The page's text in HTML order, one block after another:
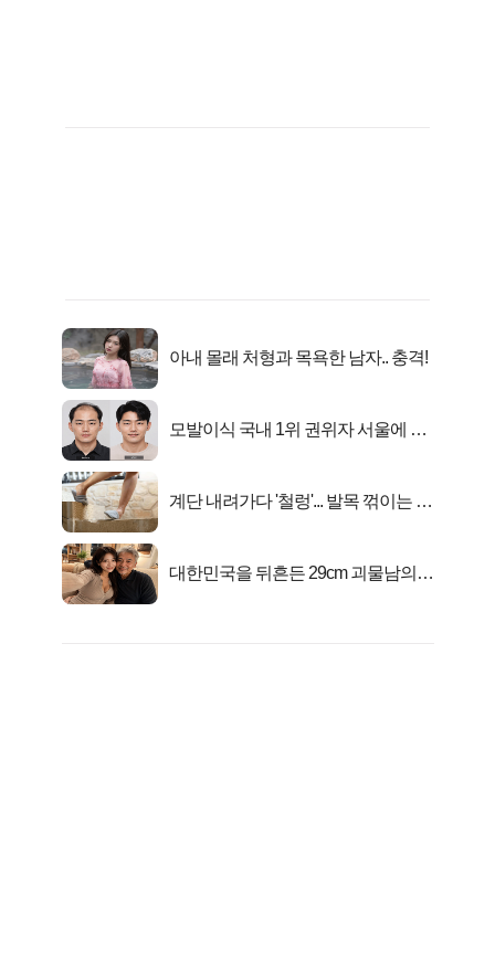
아내 몰래 처형과 목욕한 남자.. 충격!
모발이식 국내 1위 권위자 서울에 있
계단 내려가다 '철렁'... 발목 꺾이는 이
대한민국을 뒤흔든 29cm 괴물남의